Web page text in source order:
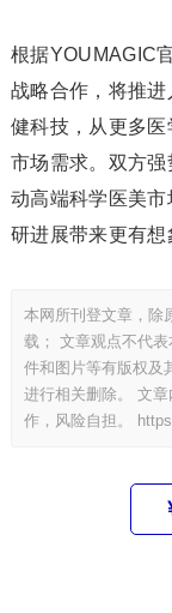
根据YOUMAGIC
战略合作，将推
健科技，从更多
市场需求。双方
动高端科学医美
研进展带来更有想
本网所刊登文章，除
载； 文章观点不代
件和图片等有版权及
进行相关删除。 文
作，风险自担。